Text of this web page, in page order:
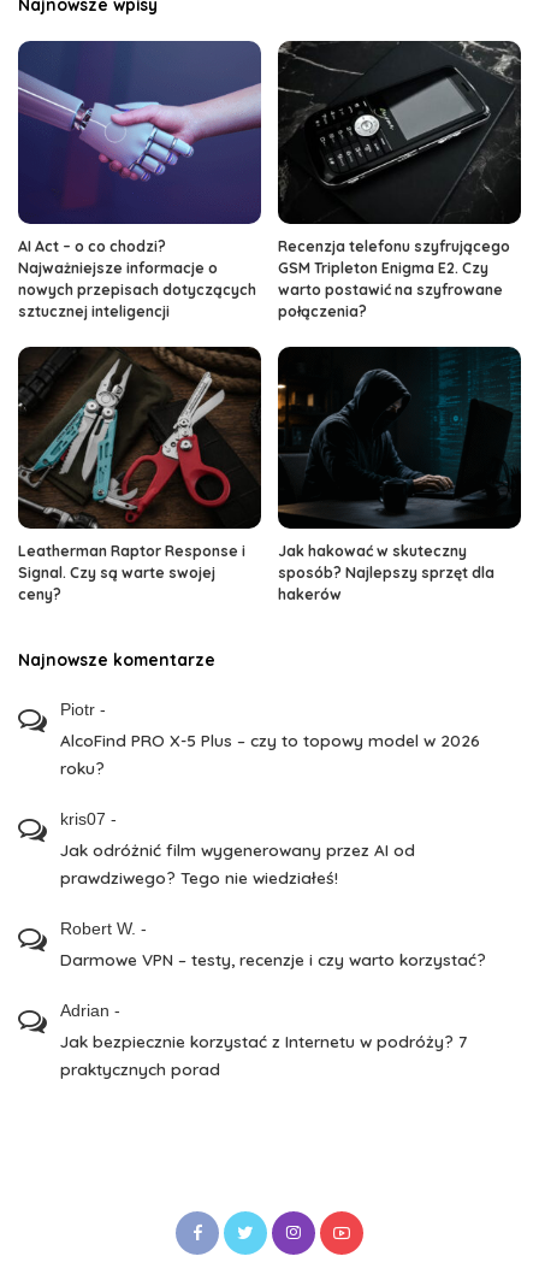
Najnowsze wpisy
AI Act – o co chodzi?
Najważniejsze informacje o
nowych przepisach dotyczących
sztucznej inteligencji
Recenzja telefonu szyfrującego
GSM Tripleton Enigma E2. Czy
warto postawić na szyfrowane
połączenia?
Leatherman Raptor Response i
Signal. Czy są warte swojej
ceny?
Jak hakować w skuteczny
sposób? Najlepszy sprzęt dla
hakerów
Najnowsze komentarze
Piotr -
AlcoFind PRO X-5 Plus – czy to topowy model w 2026
roku?
kris07 -
Jak odróżnić film wygenerowany przez AI od
prawdziwego? Tego nie wiedziałeś!
Robert W. -
Darmowe VPN – testy, recenzje i czy warto korzystać?
Adrian -
Jak bezpiecznie korzystać z Internetu w podróży? 7
praktycznych porad